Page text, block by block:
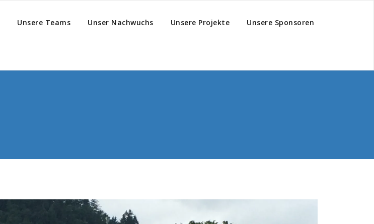
Unsere Teams Unser Nachwuchs Unsere Projekte Unsere Sponsoren